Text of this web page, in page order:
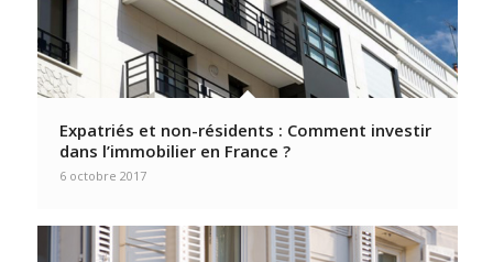
Expatriés et non-résidents : Comment investir
dans l’immobilier en France ?
6 octobre 2017